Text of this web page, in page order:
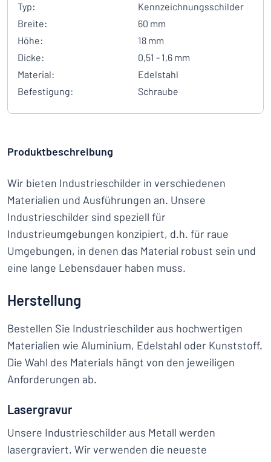
Typ:
Kennzeichnungsschilder
Breite:
60 mm
Höhe:
18 mm
Dicke:
0,51 - 1,6 mm
Material:
Edelstahl
Befestigung:
Schraube
Produktbeschreibung
Wir bieten Industrieschilder in verschiedenen
Materialien und Ausführungen an. Unsere
Industrieschilder sind speziell für
Industrieumgebungen konzipiert, d.h. für raue
Umgebungen, in denen das Material robust sein und
eine lange Lebensdauer haben muss.
Herstellung
Bestellen Sie Industrieschilder aus hochwertigen
Materialien wie Aluminium, Edelstahl oder Kunststoff.
Die Wahl des Materials hängt von den jeweiligen
Anforderungen ab.
Lasergravur
Unsere Industrieschilder aus Metall werden
lasergraviert. Wir verwenden die neueste